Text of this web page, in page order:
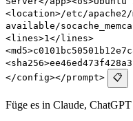
<location>/etc/apache2/
available/
<lines>1</lines>
</config></prompt>
📋
Füge es in Claude,